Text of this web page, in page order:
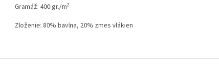
Gramáž: 400 gr./m2
Zloženie: 80% bavlna, 20% zmes vlákien